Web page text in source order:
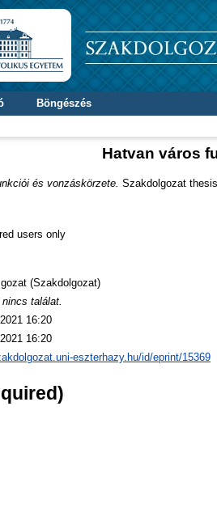
Böngészés
Hatvan város
és vonzáskörzete. Szakdolgozat
users only
(Szakdolgozat)
találat.
16:20
16:20
eszterhazy.hu/id/eprint/15369